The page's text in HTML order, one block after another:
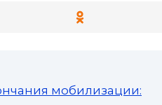
мобилизации: